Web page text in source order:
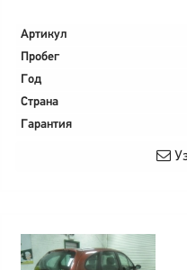
Артикул
Пробег
Год
Страна
Гарантия